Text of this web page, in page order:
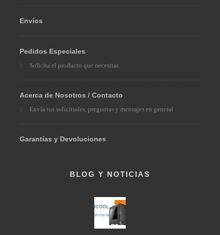
Envíos
Pedidos Especiales
Solicita el producto que necesitas
Acerca de Nosotros / Contacto
Envía tus solicitudes, preguntas y mensajes en general
Garantías y Devoluciones
BLOG Y NOTICIAS